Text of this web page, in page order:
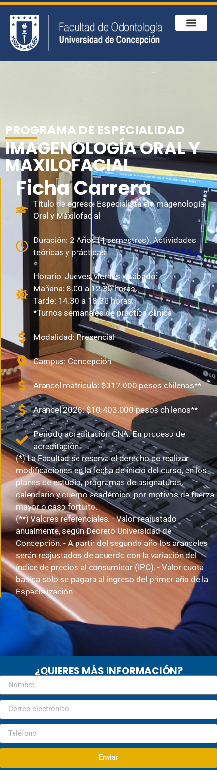
PROGRAMA DE ESPECIALIDAD
IMAGENOLOGÍA ORAL Y
MAXILOFACIAL
Ficha Carrera
Título de egreso: Especialista en Imagenología
Oral y Máxilofacial
Duración: 2 Años (4 semestres). Actividades
teóricas y prácticas
Horario: Jueves, viernes y sábado:
Mañana: 8.00 a 12.30 horas.
Tarde: 14.30 a 18.30 horas.
*Turnos semanales de práctica clínica
Modalidad: Presencial
Campus: Concepción
Arancel matricula: $317.000 pesos chilenos**
Arancel 2026: $10.403.000 pesos chilenos**
Periodo acreditación CNA: En proceso de
acreditación
(*) La Facultad se reserva el derecho de realizar
modificaciones en la fecha de inicio del curso, en los
planes de estudio, programas de asignaturas,
calendario y cuerpo académico, por motivos de fuerza
mayor o caso fortuito.
(**) Valores referenciales. - Valor reajustado
anualmente, según Decreto Universidad de
Concepción. - A partir del segundo año los aranceles
serán reajustados de acuerdo con la variación del
índice de precios al consumidor (IPC). - Valor cuota
básica sólo se pagará al ingreso del primer año de la
Especialización
¿QUIERES MÁS INFORMACIÓN?
Enviar